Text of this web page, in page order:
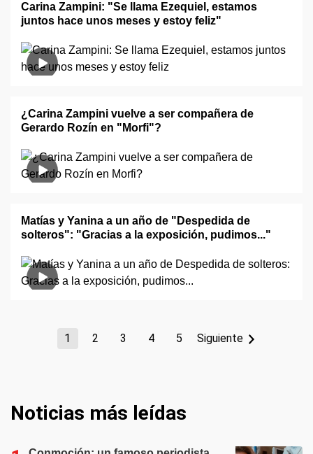
Carina Zampini: "Se llama Ezequiel, estamos
juntos hace unos meses y estoy feliz"
¿Carina Zampini vuelve a ser compañera de
Gerardo Rozín en "Morfi"?
Matías y Yanina a un año de "Despedida de
solteros": "Gracias a la exposición, pudimos..."
1 2 3 4 5 Siguiente
Noticias más leídas